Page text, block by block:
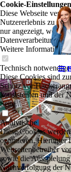
Cookie-Einstellungen
Diese Webseite
Nutzererlebnis zu
nur angezeigt, wenn
Datenverarbeitung
Weitere
Technisch notwendige
Diese Cookies sind
Schutz vor
konsistenten und der
Seite.
Analytische
Diese Cookies
optimieren. Hierunter
Webseitenbetreiber
sowie die
Nachverfolgung der